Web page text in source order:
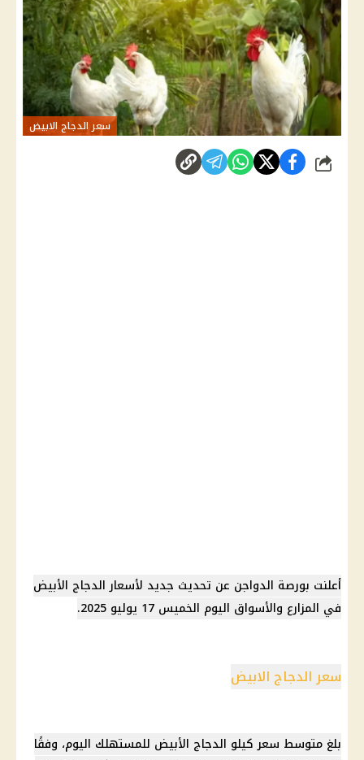
سعر الدجاج الابيض
شارك
أعلنت بورصة الدواجن عن تحديث جديد لأسعار الدجاج الأبيض
في المزارع والأسواق اليوم الخميس 17 يوليو 2025.
سعر الدجاج الابيض
بلغ متوسط سعر كيلو الدجاج الأبيض للمستهلك اليوم، وفقًا